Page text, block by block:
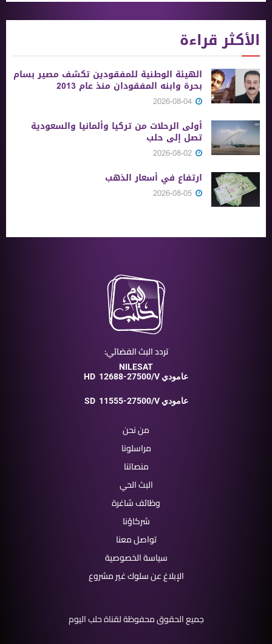
الأكثر قراءة
الهيئة الوطنية للمفقودين تكشف مصير بسام
بحرة وابنه المفقودان منذ عام 2013
أولى الرحلات من ‏تركيا وألمانيا والسعودية
تصل إلى حلب
ارتفاع في أسعار الذهب
تردد البث الفضائي:
NILESAT
HD
12688-27500/V عامودي
SD 11555-27500/V عامودي
من نحن
مراسلونا
منصاتنا
البث الحي
وظائف شاغرة
شركاؤنا
تواصل معنا
سياسة الخصوصية
الإبلاغ عن سلوك غير مشروع
جميع الحقوق محفوظة لقناة حلب اليوم